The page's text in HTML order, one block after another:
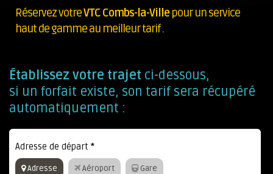
Réservez votreVTC Combs-la-Villepour un service
haut de gamme au meilleur tarif .
Établissez votre trajet ci-dessous,
si un forfait existe, son tarif sera récupéré
automatiquement :
Adresse de départ *
Adresse Aéroport Gare